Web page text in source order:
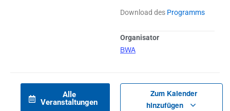
Download des Programms
Organisator
BWA
Alle
Veranstaltungen
Zum Kalender
hinzufügen